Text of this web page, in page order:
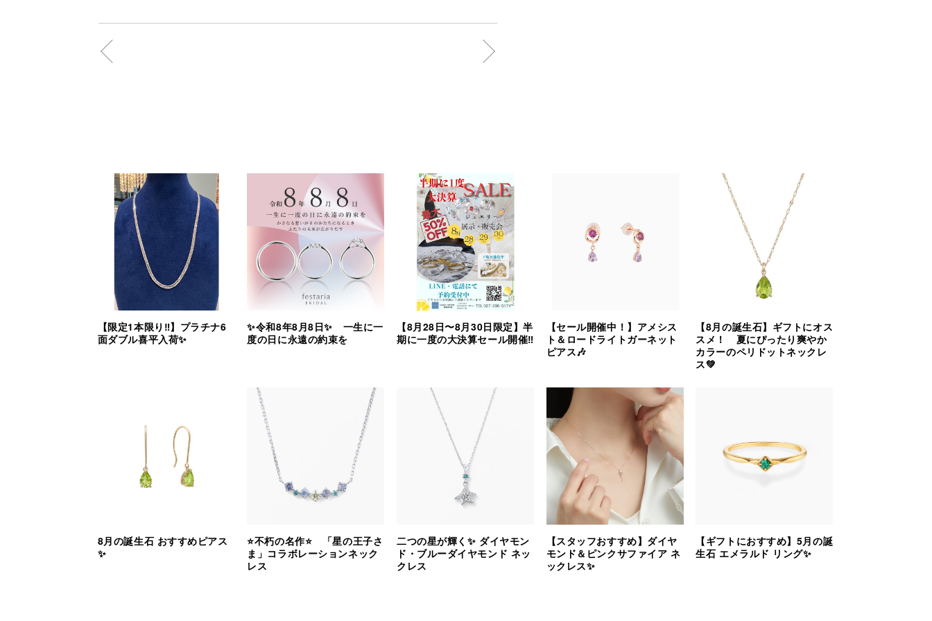
【限定1本限り‼︎】プラチナ6
面ダブル喜平入荷✨
✨令和8年8月8日✨ 一生に一
度の日に永遠の約束を
【8月28日〜8月30日限定】半
期に一度の大決算セール開催‼︎
【セール開催中！】アメシス
ト＆ロードライトガーネット
ピアス🎶
【8月の誕生石】ギフトにオス
スメ！ 夏にぴったり爽やか
カラーのペリドットネックレ
ス💚
8月の誕生石 おすすめピアス
✨
⭐️不朽の名作⭐️ 「星の王子さ
ま」コラボレーションネック
レス
二つの星が輝く✨ ダイヤモン
ド・ブルーダイヤモンド ネッ
クレス
【スタッフおすすめ】ダイヤ
モンド＆ピンクサファイア ネ
ックレス✨
【ギフトにおすすめ】5月の誕
生石 エメラルド リング✨